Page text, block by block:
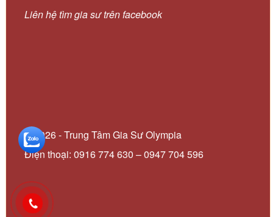
Liên hệ tìm gia sư trên facebook
© 2026 - Trung Tâm Gia Sư Olympia
Điện thoại: 0916 774 630 – 0947 704 596